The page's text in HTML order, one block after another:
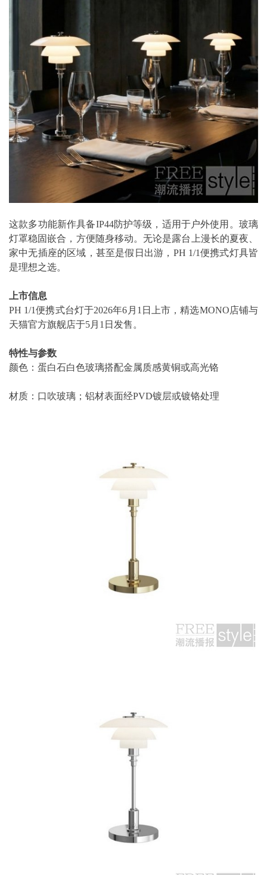
这款多功能新作具备IP44防护等级，适用于户外使用。玻璃
灯罩稳固嵌合，方便随身移动。无论是露台上漫长的夏夜、
家中无插座的区域，甚至是假日出游，PH 1/1便携式灯具皆
是理想之选。
上市信息
PH 1/1便携式台灯于2026年6月1日上市，精选MONO店铺与
天猫官方旗舰店于5月1日发售。
特性与参数
颜色：蛋白石白色玻璃搭配金属质感黄铜或高光铬
材质：口吹玻璃；铝材表面经PVD镀层或镀铬处理